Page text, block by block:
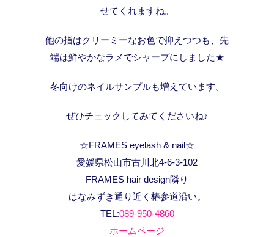
せてくれますね。
他の指はクリーミーなお色で抑えつつも、先
端は鮮やかなラメでシャープにしました★
冬向けのネイルサンプルも増えています。
ぜひチェックしてみてくださいね♪
☆FRAMES eyelash & nail☆
愛媛県松山市古川北4-6-3-102
FRAMES hair design隣り
はなみずき通り近く椿参道沿い。
TEL:089-950-4860
ホームページ